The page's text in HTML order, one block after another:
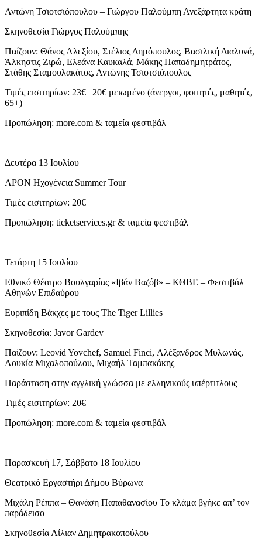
Αντώνη Τσιοτσιόπουλου – Γιώργου Παλούμπη Ανεξάρτητα κράτη
Σκηνοθεσία Γιώργος Παλούμπης
Παίζουν: Θάνος Αλεξίου, Στέλιος Δημόπουλος, Βασιλική Διαλυνά,
Άλκηστις Ζιρώ, Ελεάνα Καυκαλά, Μάκης Παπαδημητράτος,
Στάθης Σταμουλακάτος, Αντώνης Τσιοτσιόπουλος
Τιμές εισιτηρίων: 23€ | 20€ μειωμένο (άνεργοι, φοιτητές, μαθητές,
65+)
Προπώληση: more.com & ταμεία φεστιβάλ
Δευτέρα 13 Ιουλίου
APON Ηχογένεια Summer Tour
Τιμές εισιτηρίων: 20€
Προπώληση: ticketservices.gr & ταμεία φεστιβάλ
Τετάρτη 15 Ιουλίου
Εθνικό Θέατρο Βουλγαρίας «Ιβάν Βαζόβ» – ΚΘΒΕ – Φεστιβάλ
Αθηνών Επιδαύρου
Ευριπίδη Βάκχες με τους The Tiger Lillies
Σκηνοθεσία: Javor Gardev
Παίζουν: Leoνid Yovchef, Samuel Finci, Αλέξανδρος Μυλωνάς,
Λουκία Μιχαλοπούλου, Μιχαήλ Ταμπακάκης
Παράσταση στην αγγλική γλώσσα με ελληνικούς υπέρτιτλους
Τιμές εισιτηρίων: 20€
Προπώληση: more.com & ταμεία φεστιβάλ
Παρασκευή 17, Σάββατο 18 Ιουλίου
Θεατρικό Εργαστήρι Δήμου Βύρωνα
Μιχάλη Ρέππα – Θανάση Παπαθανασίου Το κλάμα βγήκε απ’ τον
παράδεισο
Σκηνοθεσία Λίλιαν Δημητρακοπούλου